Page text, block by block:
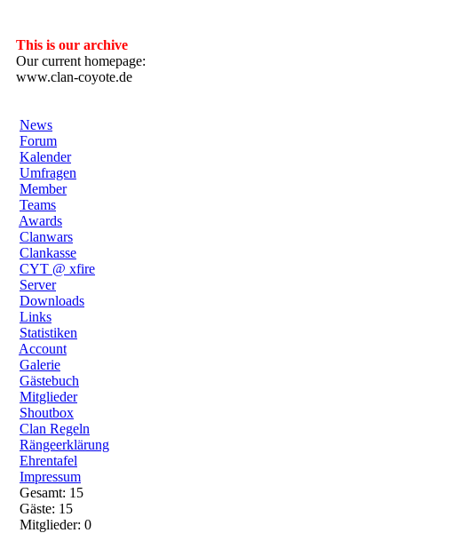
This is our archive
Our current homepage:
www.clan-coyote.de
News
Forum
Kalender
Umfragen
Member
Teams
Awards
Clanwars
Clankasse
CYT @ xfire
Server
Downloads
Links
Statistiken
Account
Galerie
Gästebuch
Mitglieder
Shoutbox
Clan Regeln
Rängeerklärung
Ehrentafel
Impressum
Gesamt: 15
Gäste: 15
Mitglieder: 0